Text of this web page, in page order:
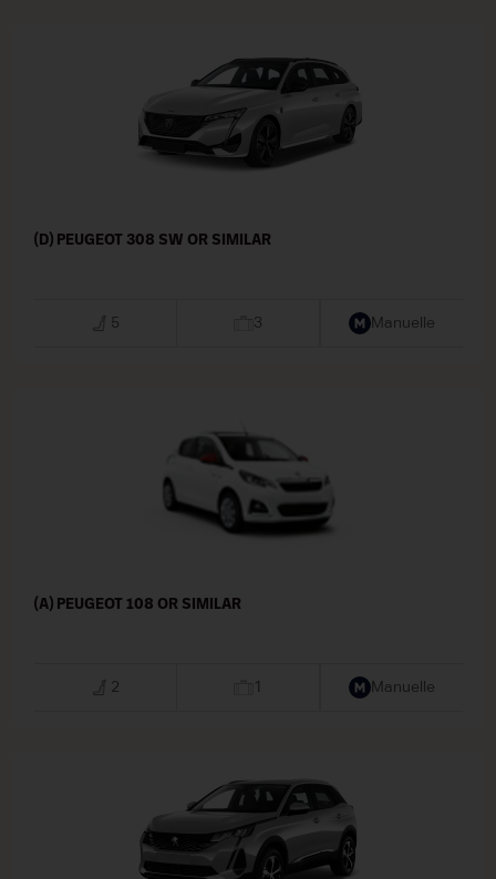
(D) PEUGEOT 308 SW OR SIMILAR
5 3 Manuelle
(A) PEUGEOT 108 OR SIMILAR
2 1 Manuelle